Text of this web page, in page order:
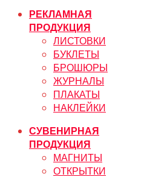
РЕКЛАМНАЯ
ПРОДУКЦИЯ
ЛИСТОВКИ
БУКЛЕТЫ
БРОШЮРЫ
ЖУРНАЛЫ
ПЛАКАТЫ
НАКЛЕЙКИ
СУВЕНИРНАЯ
ПРОДУКЦИЯ
МАГНИТЫ
ОТКРЫТКИ